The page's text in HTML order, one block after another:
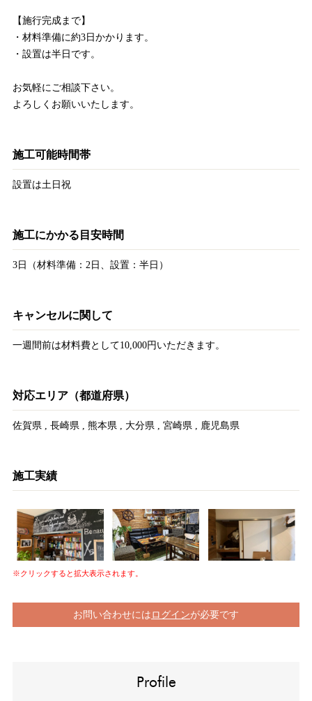
【施行完成まで】
・材料準備に約3日かかります。
・設置は半日です。
お気軽にご相談下さい。
よろしくお願いいたします。
施工可能時間帯
設置は土日祝
施工にかかる目安時間
3日（材料準備：2日、設置：半日）
キャンセルに関して
一週間前は材料費として10,000円いただきます。
対応エリア（都道府県）
佐賀県, 長崎県, 熊本県, 大分県, 宮崎県, 鹿児島県
施工実績
※クリックすると拡大表示されます。
お問い合わせにはログインが必要です
Profile